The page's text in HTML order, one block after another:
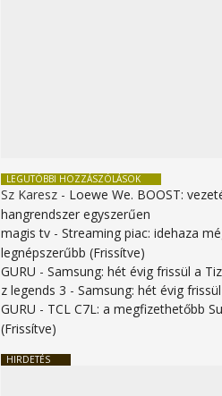
LEGUTÓBBI HOZZÁSZÓLÁSOK
Sz Karesz - Loewe We. BOOST:
hangrendszer egyszerűen
magis tv -Streaming piac: idehaza
legnépszerűbb (Frissítve)
GURU -Samsung: hét évig frissül a
z legends 3 -Samsung: hét évig
GURU - TCL C7L: a megfizethetőbb
(Frissítve)
HIRDETÉS